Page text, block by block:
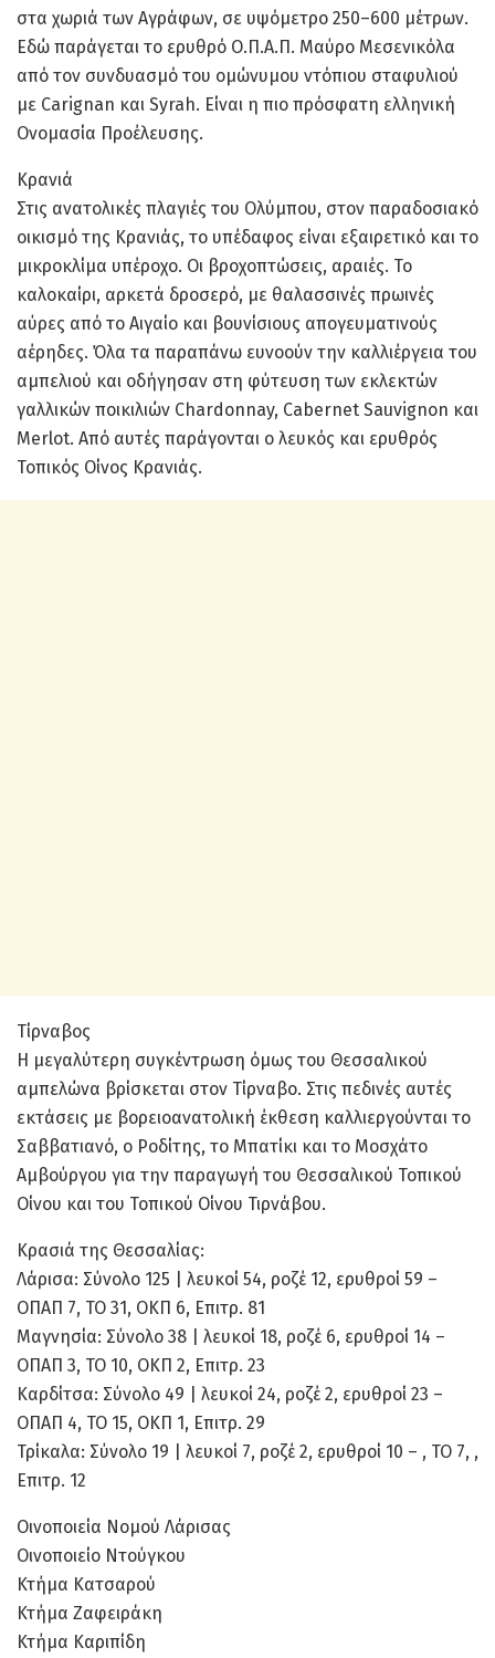
στα χωριά των Αγράφων, σε υψόμετρο 250–600 μέτρων.
Εδώ παράγεται το ερυθρό Ο.Π.Α.Π. Μαύρο Μεσενικόλα
από τον συνδυασμό του ομώνυμου ντόπιου σταφυλιού
με Carignan και Syrah. Είναι η πιο πρόσφατη ελληνική
Ονομασία Προέλευσης.
Κρανιά
Στις ανατολικές πλαγιές του Ολύμπου, στον παραδοσιακό
οικισμό της Κρανιάς, το υπέδαφος είναι εξαιρετικό και το
μικροκλίμα υπέροχο. Οι βροχοπτώσεις, αραιές. Το
καλοκαίρι, αρκετά δροσερό, με θαλασσινές πρωινές
αύρες από το Αιγαίο και βουνίσιους απογευματινούς
αέρηδες. Όλα τα παραπάνω ευνοούν την καλλιέργεια του
αμπελιού και οδήγησαν στη φύτευση των εκλεκτών
γαλλικών ποικιλιών Chardonnay, Cabernet Sauvignon και
Merlot. Από αυτές παράγονται ο λευκός και ερυθρός
Τοπικός Οίνος Κρανιάς.
Τίρναβος
Η μεγαλύτερη συγκέντρωση όμως του Θεσσαλικού
αμπελώνα βρίσκεται στον Τίρναβο. Στις πεδινές αυτές
εκτάσεις με βορειοανατολική έκθεση καλλιεργούνται το
Σαββατιανό, ο Ροδίτης, το Μπατίκι και το Μοσχάτο
Αμβούργου για την παραγωγή του Θεσσαλικού Τοπικού
Οίνου και του Τοπικού Οίνου Τιρνάβου.
Κρασιά της Θεσσαλίας:
Λάρισα: Σύνολο 125 | λευκοί 54, ροζέ 12, ερυθροί 59 –
ΟΠΑΠ 7, ΤΟ 31, ΟΚΠ 6, Επιτρ. 81
Μαγνησία: Σύνολο 38 | λευκοί 18, ροζέ 6, ερυθροί 14 –
ΟΠΑΠ 3, ΤΟ 10, ΟΚΠ 2, Επιτρ. 23
Καρδίτσα: Σύνολο 49 | λευκοί 24, ροζέ 2, ερυθροί 23 –
ΟΠΑΠ 4, ΤΟ 15, ΟΚΠ 1, Επιτρ. 29
Τρίκαλα: Σύνολο 19 | λευκοί 7, ροζέ 2, ερυθροί 10 – , ΤΟ 7, ,
Επιτρ. 12
Οινοποιεία Νομού Λάρισας
Οινοποιείο Ντούγκου
Κτήμα Κατσαρού
Κτήμα Ζαφειράκη
Κτήμα Καριπίδη